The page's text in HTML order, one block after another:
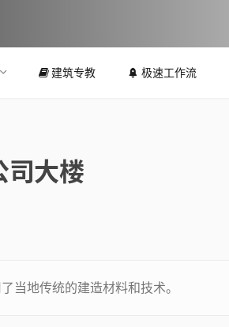
建筑专教 极速工作流
司大楼
当地传统的建造材料和技术。